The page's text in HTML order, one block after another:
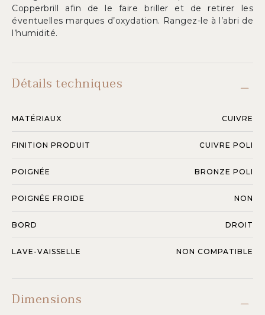
Copperbrill afin de le faire briller et de retirer les
éventuelles marques d’oxydation. Rangez-le à l’abri de
l’humidité.
Détails techniques
MATÉRIAUX CUIVRE
FINITION PRODUIT CUIVRE POLI
POIGNÉE BRONZE POLI
POIGNÉE FROIDE NON
BORD DROIT
LAVE-VAISSELLE NON COMPATIBLE
Dimensions